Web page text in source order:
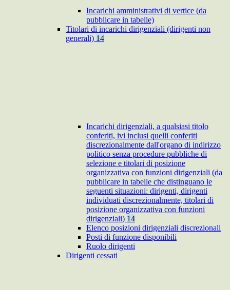
Incarichi amministrativi di vertice (da
pubblicare in tabelle)
Titolari di incarichi dirigenziali (dirigenti non
generali) 14
Incarichi dirigenziali, a qualsiasi titolo
conferiti, ivi inclusi quelli conferiti
discrezionalmente dall'organo di indirizzo
politico senza procedure pubbliche di
selezione e titolari di posizione
organizzativa con funzioni dirigenziali (da
pubblicare in tabelle che distinguano le
seguenti situazioni: dirigenti, dirigenti
individuati discrezionalmente, titolari di
posizione organizzativa con funzioni
dirigenziali) 14
Elenco posizioni dirigenziali discrezionali
Posti di funzione disponibili
Ruolo dirigenti
Dirigenti cessati